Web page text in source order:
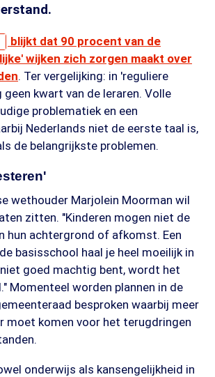
blijkt dat 90 procent van de
wijken zich zorgen maakt over
. Ter vergelijking: in 'reguliere
kwart van de leraren. Volle
problematiek en een
Nederlands niet de eerste taal is,
de belangrijkste problemen.
wethouder Marjolein Moorman wil
zitten. "Kinderen mogen niet de
hun achtergrond of afkomst. Een
basisschool haal je heel moeilijk in
goed machtig bent, wordt het
Momenteel worden plannen in de
besproken waarbij meer
moet komen voor het terugdringen
onderwijs als kansengelijkheid in